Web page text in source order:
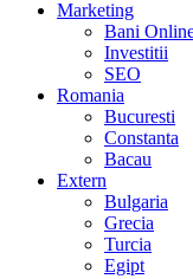
Marketing
Bani
Investitii
SEO
Romania
Bucuresti
Constanta
Bacau
Extern
Bulgaria
Grecia
Turcia
Egipt